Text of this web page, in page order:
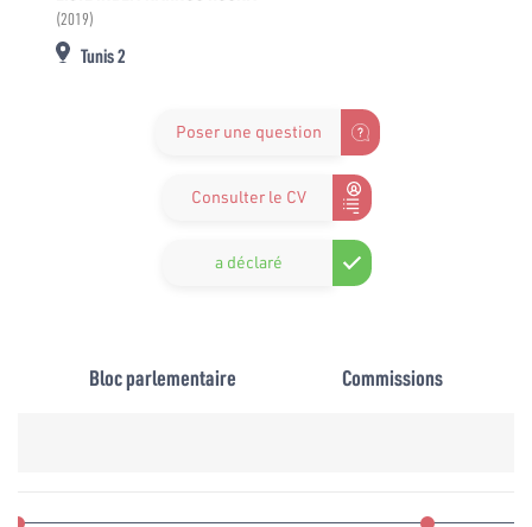
(2019)
Tunis 2
Poser une question
Consulter le CV
a déclaré
Bloc parlementaire Commissions